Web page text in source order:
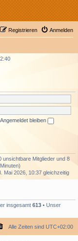
Anmelden
Registrieren
Angemeldet bleiben
unsichtbare Mitglieder und 8
Mai 2026, 10:37 gleichzeitig
insgesamt 613 • Unser
Alle Zeiten sind UTC+02:00